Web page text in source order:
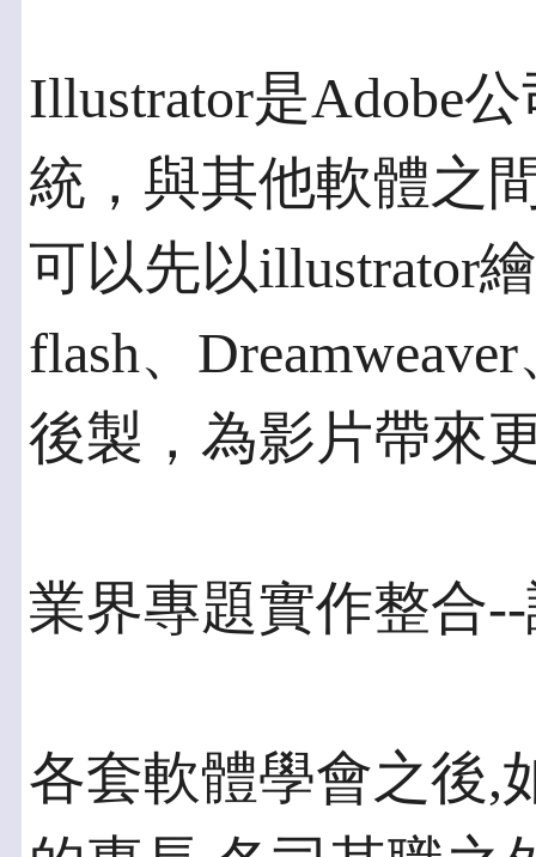
Illustrator是Adobe
統，與其他軟體之
可以先以illustrator
flash、
後製，為影片帶來
業界專題實作整合
各套軟體學會之後,